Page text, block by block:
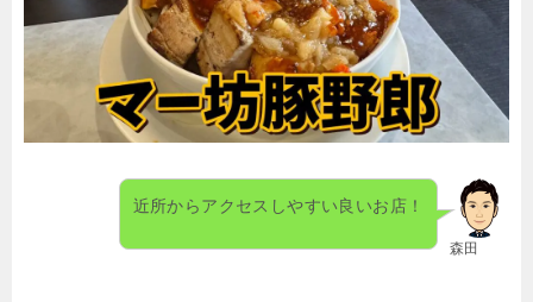
森田
近所からアクセスしやすい良いお店！